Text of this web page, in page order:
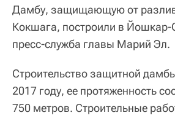
Дамбу, защищающую от
Кокшага, построили в
пресс-служба главы Марий Эл.
Строительство защитной
2017 году, ее протяженность
750 метров. Строительные